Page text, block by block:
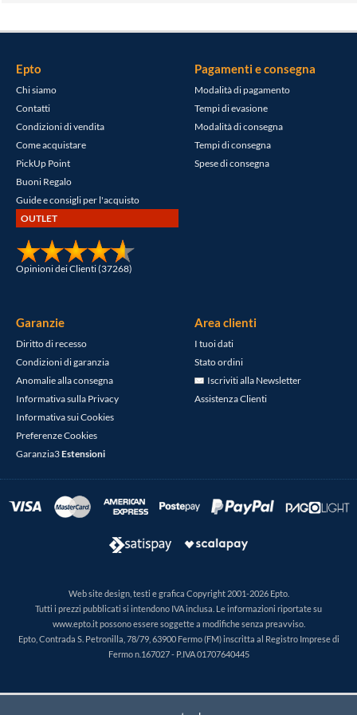
Epto
Chi siamo
Contatti
Condizioni di vendita
Come acquistare
PickUp Point
Buoni Regalo
Guide e consigli per l'acquisto
OUTLET
Opinioni dei Clienti (37268)
Pagamenti e consegna
Modalità di pagamento
Tempi di evasione
Modalità di consegna
Tempi di consegna
Spese di consegna
Garanzie
Diritto di recesso
Condizioni di garanzia
Anomalie alla consegna
Informativa sulla Privacy
Informativa sui Cookies
Preferenze Cookies
Garanzia3Estensioni
Area clienti
I tuoi dati
Stato ordini
Iscriviti alla Newsletter
Assistenza Clienti
Web site design, testi e grafica Copyright 2001-2026 Epto.
Tutti i prezzi pubblicati si intendono IVA inclusa. Le informazioni riportate su
www.epto.it possono essere soggette a modifiche senza preavviso.
Epto, Contrada S. Petronilla, 78/79, 63900 Fermo (FM) inscritta al Registro Imprese di
Fermo n.167027 - P.IVA 01707640445